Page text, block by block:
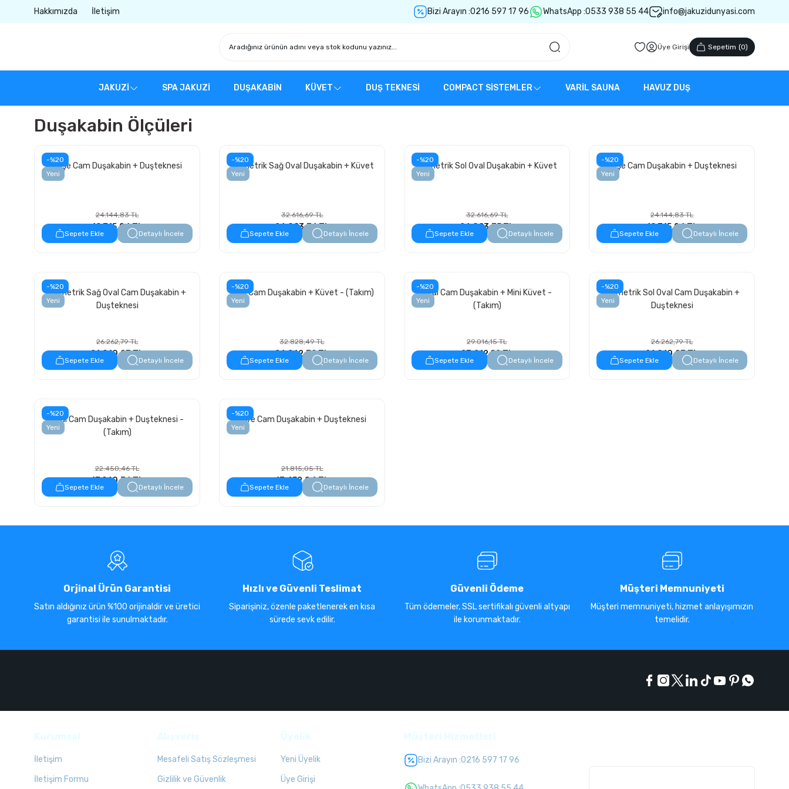
Hakkımızda İletişim Bizi Arayın :0216 597 17 96 WhatsApp :0533 938 55 44 info@jakuzidunyasi.com
Üye Girişi Sepetim (0)
JAKUZİ SPA JAKUZİ DUŞAKABİN KÜVET DUŞ TEKNESİ COMPACT SİSTEMLER VARİL SAUNA HAVUZ DUŞ
Duşakabin Ölçüleri
-%20
Yeni
Köşe Cam Duşakabin + Duşteknesi
24.144,83 TL
19.315,86 TL
Sepete Ekle Detaylı İncele
-%20
Yeni
Asimetrik Sağ Oval Duşakabin + Küvet
32.616,69 TL
26.093,36 TL
Sepete Ekle Detaylı İncele
-%20
Yeni
Asimetrik Sol Oval Duşakabin + Küvet
32.616,69 TL
26.093,35 TL
Sepete Ekle Detaylı İncele
-%20
Yeni
Köşe Cam Duşakabin + Duşteknesi
24.144,83 TL
19.315,86 TL
Sepete Ekle Detaylı İncele
-%20
Yeni
Asimetrik Sağ Oval Cam Duşakabin +
Duşteknesi
26.262,79 TL
21.010,23 TL
Sepete Ekle Detaylı İncele
-%20
Yeni
Oval Cam Duşakabin + Küvet - (Takım)
32.828,49 TL
26.262,79 TL
Sepete Ekle Detaylı İncele
-%20
Yeni
Oval Cam Duşakabin + Mini Küvet -
(Takım)
29.016,15 TL
23.212,92 TL
Sepete Ekle Detaylı İncele
-%20
Yeni
Asimetrik Sol Oval Cam Duşakabin +
Duşteknesi
26.262,79 TL
21.010,23 TL
Sepete Ekle Detaylı İncele
-%20
Yeni
Oval Cam Duşakabin + Duşteknesi -
(Takım)
22.450,46 TL
17.960,36 TL
Sepete Ekle Detaylı İncele
-%20
Yeni
Kare Cam Duşakabin + Duşteknesi
21.815,05 TL
17.452,04 TL
Sepete Ekle Detaylı İncele
Orjinal Ürün Garantisi
Satın aldığınız ürün %100 orijinaldir ve üretici
garantisi ile sunulmaktadır.
Hızlı ve Güvenli Teslimat
Siparişiniz, özenle paketlenerek en kısa
sürede sevk edilir.
Güvenli Ödeme
Tüm ödemeler, SSL sertifikalı güvenli altyapı
ile korunmaktadır.
Müşteri Memnuniyeti
Müşteri memnuniyeti, hizmet anlayışımızın
temelidir.
İletişim
İletişim Formu
Mesafeli Satış Sözleşmesi
Gizlilik ve Güvenlik
Yeni Üyelik
Üye Girişi
Bizi Arayın :0216 597 17 96